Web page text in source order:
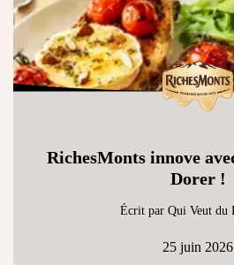
RichesMonts innove
Dorer !
Écrit par Qui Veut du
25 juin 2026